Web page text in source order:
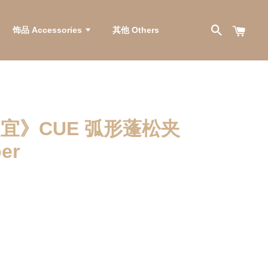
饰品 Accessories 其他 Others
》CUE 弧形蓬松夹